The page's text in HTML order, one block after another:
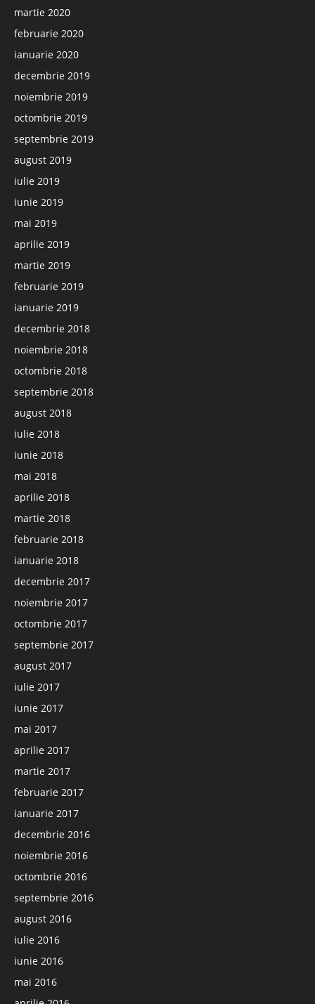
martie 2020
februarie 2020
ianuarie 2020
decembrie 2019
noiembrie 2019
octombrie 2019
septembrie 2019
august 2019
iulie 2019
iunie 2019
mai 2019
aprilie 2019
martie 2019
februarie 2019
ianuarie 2019
decembrie 2018
noiembrie 2018
octombrie 2018
septembrie 2018
august 2018
iulie 2018
iunie 2018
mai 2018
aprilie 2018
martie 2018
februarie 2018
ianuarie 2018
decembrie 2017
noiembrie 2017
octombrie 2017
septembrie 2017
august 2017
iulie 2017
iunie 2017
mai 2017
aprilie 2017
martie 2017
februarie 2017
ianuarie 2017
decembrie 2016
noiembrie 2016
octombrie 2016
septembrie 2016
august 2016
iulie 2016
iunie 2016
mai 2016